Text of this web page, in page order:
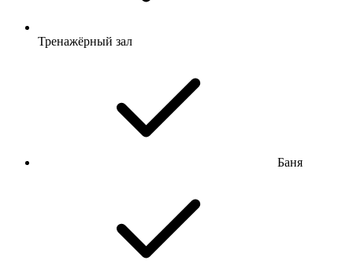
Тренажёрный зал
Баня